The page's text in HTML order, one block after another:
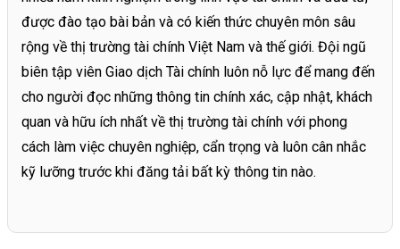
được đào tạo bài bản và có kiến thức chuyên môn sâu
rộng về thị trường tài chính Việt Nam và thế giới. Đội ngũ
biên tập viên Giao dịch Tài chính luôn nỗ lực để mang đến
cho người đọc những thông tin chính xác, cập nhật, khách
quan và hữu ích nhất về thị trường tài chính với phong
cách làm việc chuyên nghiệp, cẩn trọng và luôn cân nhắc
kỹ lưỡng trước khi đăng tải bất kỳ thông tin nào.